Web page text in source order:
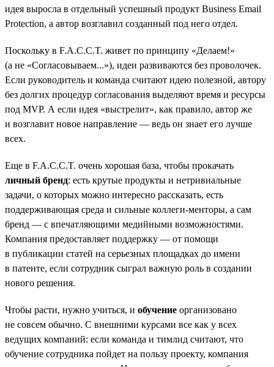
идея выросла в отдельный успешный продукт Business Email
Protection, а автор возглавил созданный под него отдел.
Поскольку в F.A.C.C.T. живет по принципу «Делаем!»
(а не «Согласовываем...»), идеи развиваются без проволочек.
Если руководитель и команда считают идею полезной, автору
без долгих процедур согласования выделяют время и ресурсы
под MVP. А если идея «выстрелит», как правило, автор же
и возглавит новое направление — ведь он знает его лучше
всех.
Еще в F.A.C.C.T. очень хорошая база, чтобы прокачать
личный бренд: есть крутые продукты и нетривиальные
задачи, о которых можно интересно рассказать, есть
поддерживающая среда и сильные коллеги-менторы, а сам
бренд — с впечатляющими медийными возможностями.
Компания предоставляет поддержку — от помощи
в публикации статей на серьезных площадках до имени
в патенте, если сотрудник сыграл важную роль в создании
нового решения.
Чтобы расти, нужно учиться, и обучение организовано
не совсем обычно. С внешними курсами все как у всех
ведущих компаний: если команда и тимлид считают, что
обучение сотрудника пойдет на пользу проекту, компания